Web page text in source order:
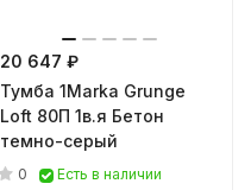
20 647 ₽
Тумба 1Marka Grunge
Loft 80П 1в.я Бетон
темно-серый
0 Есть в наличии